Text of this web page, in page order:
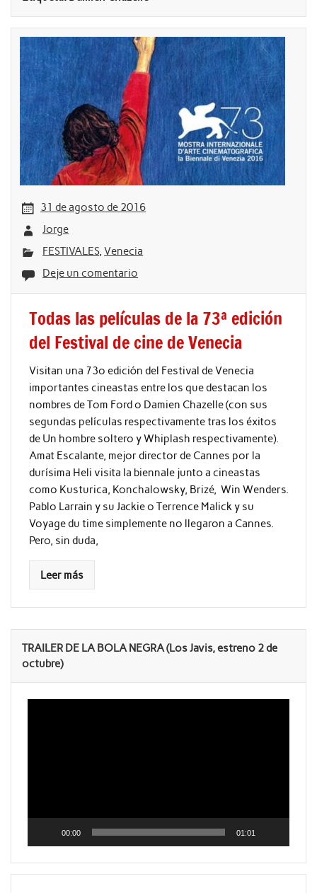
31 de agosto de 2016
Jorge
FESTIVALES,Venecia
Deje un comentario
Todas las películas de la 73ª edición
del Festival de cine de Venecia
Visitan una 73º edición del Festival de Venecia
importantes cineastas entre los que destacan los
nombres de Tom Ford o Damien Chazelle (con sus
segundas películas respectivamente tras los éxitos
de Un hombre soltero y Whiplash respectivamente).
Amat Escalante, mejor director de Cannes por la
durísima Heli visita la biennale junto a cineastas
como Kusturica, Konchalowsky, Brizé, Win Wenders.
Pablo Larrain y su Jackie o Terrence Malick y su
Voyage du time simplemente no llegaron a Cannes.
Pero, sin duda,
Leer más
TRAILER DE LA BOLA NEGRA (Los Javis, estreno 2 de
octubre)
Reproductor
00:00 01:01